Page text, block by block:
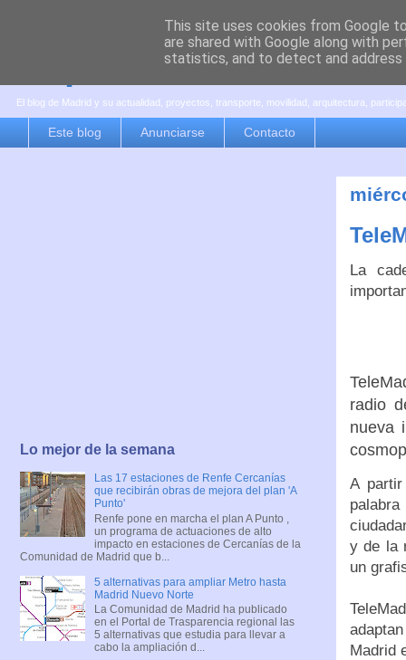
es por madrid
El blog de Madrid y su actualidad, proyectos, transporte, movilidad, arquitectura,
Este blog Anunciarse Contacto
La
radio
nueva
A
y de la
un
Madrid
Lo mejor de la semana
Las 17 estaciones de Renfe Cercanías
que recibirán obras de mejora del plan 'A
Punto'
Renfe pone en marcha el plan A Punto ,
un programa de actuaciones de alto
impacto en estaciones de Cercanías de la
Comunidad de Madrid que b...
5 alternativas para ampliar Metro hasta
Madrid Nuevo Norte
La Comunidad de Madrid ha publicado
en el Portal de Trasparencia regional las
5 alternativas que estudia para llevar a
cabo la ampliación d...
This site uses cookies from Google
are shared with Google along with
statistics, and to detect and address